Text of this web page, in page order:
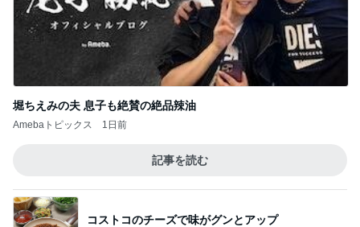
堀ちえみの夫 息子も絶賛の絶品辣油
Amebaトピックス 1日前
記事を読む
コストコのチーズで味がグンとアップ